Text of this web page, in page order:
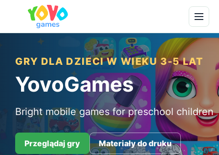
GRY DLA DZIECI W WIEKU 3-5 LAT
YovoGames
Bright mobile games for preschool children
Przeglądaj gry Materiały do druku